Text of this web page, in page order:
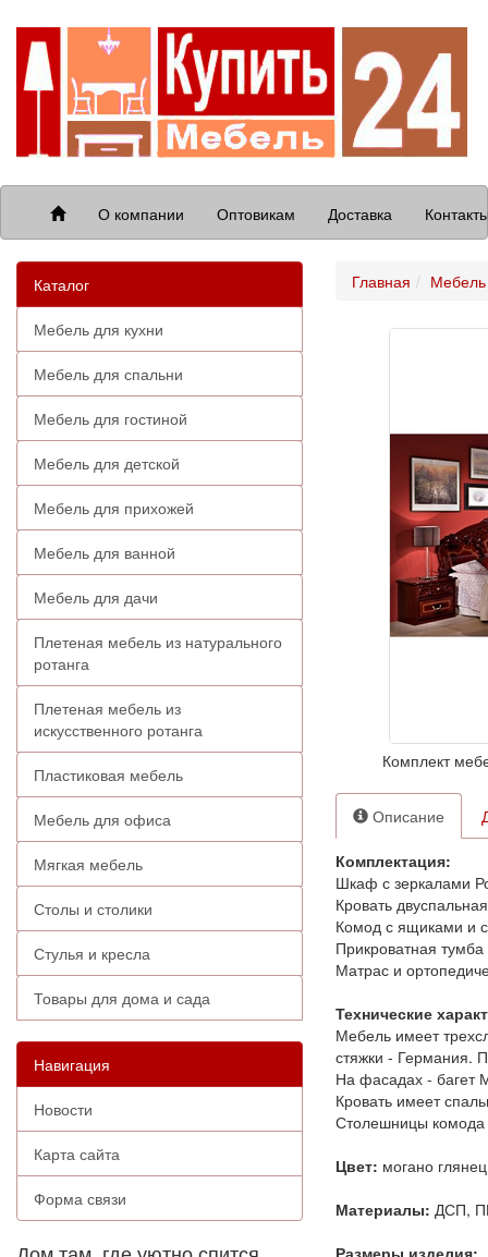
О компании Оптовикам Доставка
Каталог
Мебель для кухни
Мебель для спальни
Мебель для гостиной
Мебель для детской
Мебель для прихожей
Мебель для ванной
Мебель для дачи
Плетеная мебель из натурального
ротанга
Плетеная мебель из
искусственного ротанга
Пластиковая мебель
Мебель для офиса
Мягкая мебель
Столы и столики
Стулья и кресла
Товары для дома и сада
Навигация
Новости
Карта сайта
Форма связи
Главная
Комплект
Описание
Комплектация:
Шкаф с зеркалами
Кровать
Комод с ящиками и
Прикроватная
Матрас и
Технические
Мебель имеет
стяжки - Германия.
На фасадах - багет
Кровать имеет
Столешницы
Цвет: могано глянец
Материалы: ДСП,
Размеры изделия: